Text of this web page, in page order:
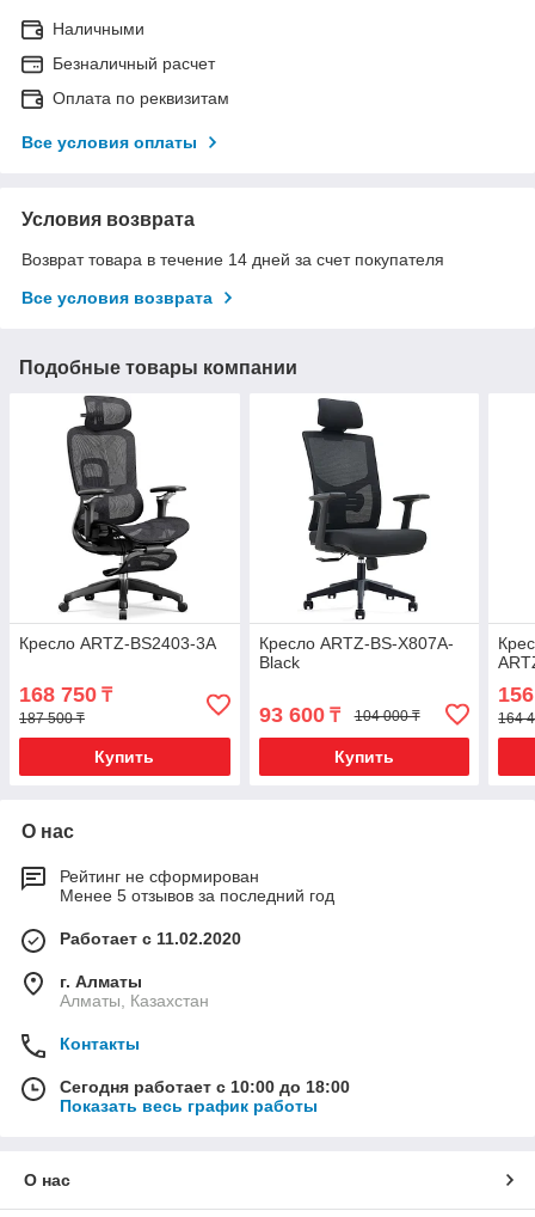
Наличными
Безналичный расчет
Оплата по реквизитам
Все условия оплаты
Условия возврата
Возврат товара в течение 14 дней за счет покупателя
Все условия возврата
Подобные товары компании
Кресло ARTZ-BS2403-3A
168 750 ₸
187 500 ₸
Купить
Кресло ARTZ-BS-X807A-
Black
93 600₸ 104 000 ₸
Купить
164
О нас
Рейтинг не сформирован
Менее 5 отзывов за последний год
Работает с 11.02.2020
г. Алматы
Алматы, Казахстан
Контакты
Сегодня работает с 10:00 до 18:00
Показать весь график работы
О нас